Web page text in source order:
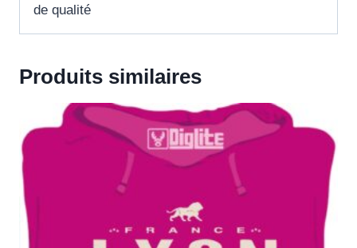
de qualité
Produits similaires